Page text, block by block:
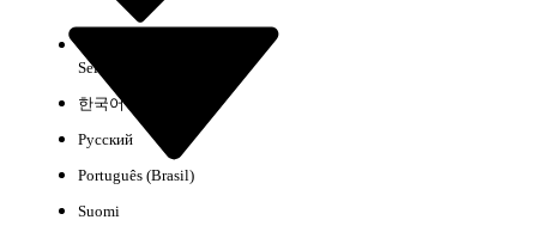
以下是搜尋小祕訣
Select Org
한국어
Русский
Português (Brasil)
Suomi